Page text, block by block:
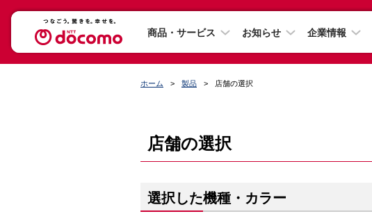
商品・サービス お知らせ 企業情報
ホーム 製品 店舗の選択
店舗の選択
選択した機種・カラー